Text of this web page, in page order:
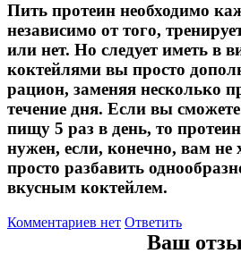
Пить протеин необходимо
независимо от того,
или нет. Но следует иметь в
коктейлями вы просто
рацион, заменяя несколько
течение дня. Если вы
пищу 5 раз в день, то
нужен, если, конечно, вам не
просто разбавить
вкусным коктейлем.
Комментариев нет Ответить
Ваш